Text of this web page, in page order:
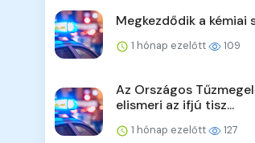
Megkezdődik a kémiai
1 hónap ezelőtt 109
Az Országos
elismeri az ifjú tisz...
1 hónap ezelőtt 127